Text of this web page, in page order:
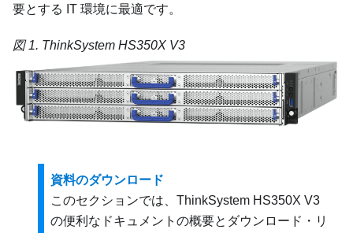
要とする IT 環境に最適です。
図 1. ThinkSystem HS350X V3
資料のダウンロード
このセクションでは、ThinkSystem HS350X V3
の便利なドキュメントの概要とダウンロード・リ